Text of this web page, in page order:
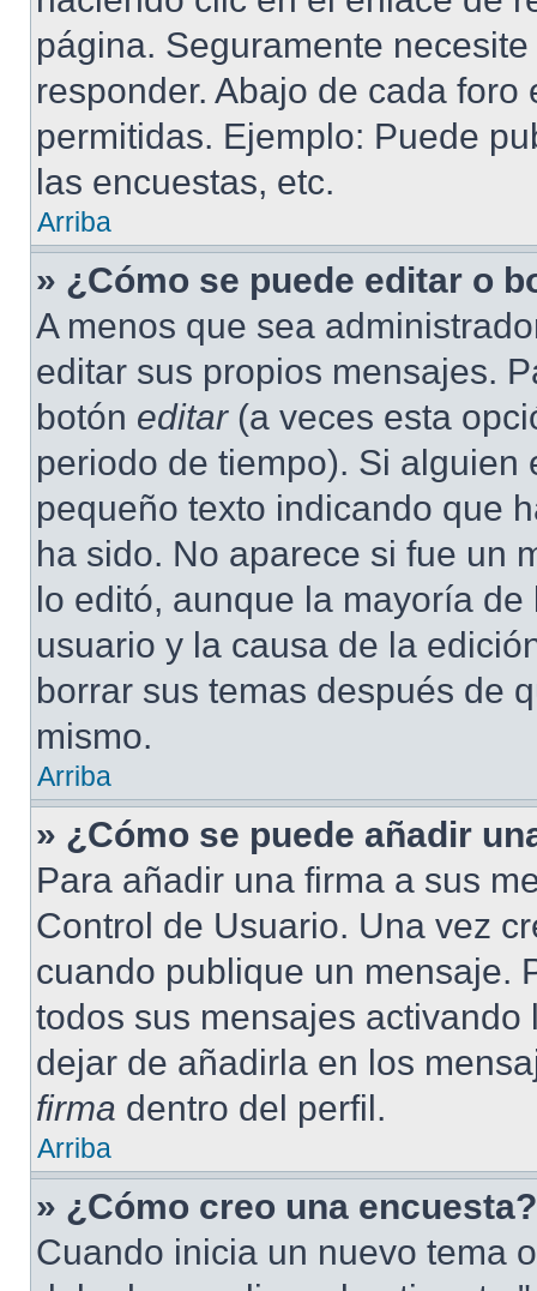
página. Seguramente
responder. Abajo de cada
permitidas. Ejemplo: Puede
las encuestas, etc.
Arriba
» ¿Cómo se puede editar o
A menos que sea
editar sus propios mensajes.
botón editar(a veces esta
periodo de tiempo). Si
pequeño texto indicando que
ha sido. No aparece si fue un
lo editó, aunque la mayoría
usuario y la causa de la
borrar sus temas después de
mismo.
Arriba
» ¿Cómo se puede añadir
Para añadir una firma a sus
Control de Usuario. Una vez
cuando publique un mensaje.
todos sus mensajes
dejar de añadirla en los
firma dentro del perfil.
Arriba
» ¿Cómo creo una encuesta?
Cuando inicia un nuevo tema